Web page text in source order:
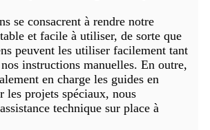
se consacrent à rendre notre
et facile à utiliser, de sorte que
peuvent les utiliser facilement tant
instructions manuelles. En outre,
en charge les guides en
les projets spéciaux, nous
technique sur place à